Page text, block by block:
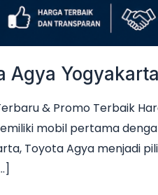
Agya
& Promo Terbaik
mobil pertama
Toyota Agya menjadi